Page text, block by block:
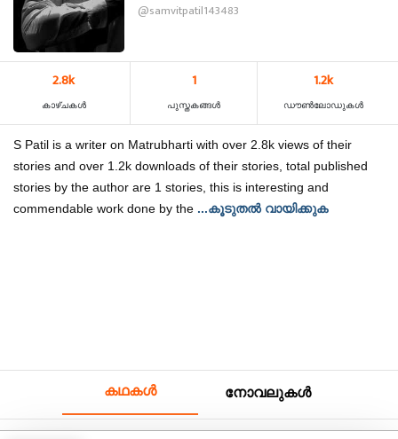
@samvitpatil143483
2.8k
കാഴ്‌ചകൾ
1
പുസ്തകങ്ങൾ
1.2k
ഡൗൺലോഡുകൾ
S Patil is a writer on Matrubharti with over 2.8k views of their
stories and over 1.2k downloads of their stories, total published
stories by the author are 1 stories, this is interesting and
commendable work done by the ...കൂടുതൽ വായിക്കുക
കഥകൾ നോവലുകൾ